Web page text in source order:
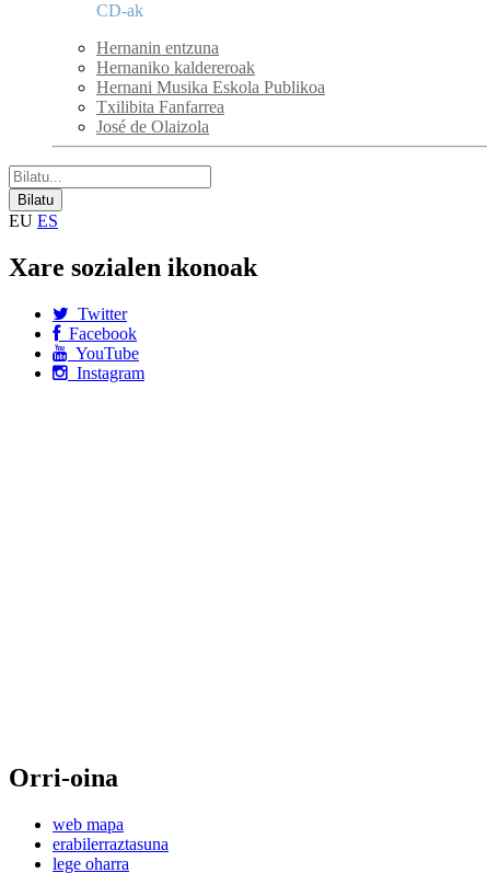
CD-ak
Hernanin entzuna
Hernaniko kaldereroak
Hernani Musika Eskola Publikoa
Txilibita Fanfarrea
José de Olaizola
EU ES
Xare sozialen ikonoak
Twitter
Facebook
YouTube
Instagram
Orri-oina
web mapa
erabilerraztasuna
lege oharra